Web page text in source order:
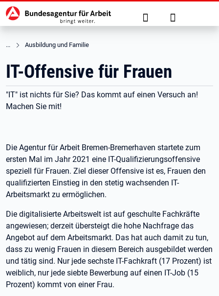
zu den Hauptinhalten springen
Hauptnavigation Suche Anmelden
Ausbildung und Familie
IT-Offensive für Frauen
"IT" ist nichts für Sie? Das kommt auf einen Versuch an!
Machen Sie mit!
Die Agentur für Arbeit Bremen-Bremerhaven startete zum
ersten Mal im Jahr 2021 eine IT-Qualifizierungsoffensive
speziell für Frauen. Ziel dieser Offensive ist es, Frauen den
qualifizierten Einstieg in den stetig wachsenden IT-
Arbeitsmarkt zu ermöglichen.
Die digitalisierte Arbeitswelt ist auf geschulte Fachkräfte
angewiesen; derzeit übersteigt die hohe Nachfrage das
Angebot auf dem Arbeitsmarkt. Das hat auch damit zu tun,
dass zu wenig Frauen in diesem Bereich ausgebildet werden
und tätig sind. Nur jede sechste IT-Fachkraft (17 Prozent) ist
weiblich, nur jede siebte Bewerbung auf einen IT-Job (15
Prozent) kommt von einer Frau.